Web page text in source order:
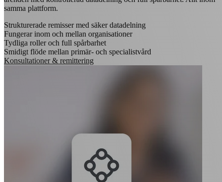
samma plattform.
Strukturerade remisser med säker datadelning
Fungerar inom och mellan organisationer
Tydliga roller och full spårbarhet
Smidigt flöde mellan primär- och specialistvård
Konsultationer & remittering